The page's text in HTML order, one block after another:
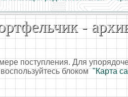
радиолюбителей -
-
поступления. Для
блоком"Карта